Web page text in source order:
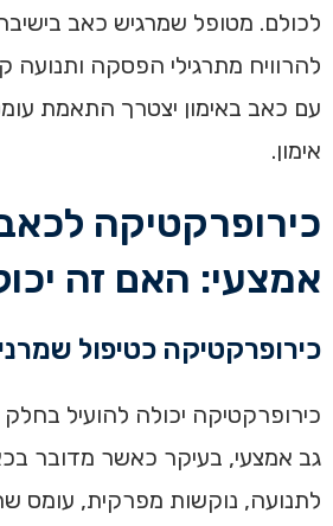
לכולם. מטופל שמרגיש כאב
להרוויח מתרגילי הפסקה
עם כאב באימון יצטרך התאמת
אימון.
כירופרקטיקה
אמצעי: האם זה
כירופרקטיקה כטיפול
כירופרקטיקה יכולה להועיל
גב אמצעי, בעיקר כאשר מדובר
לתנועה, נוקשות מפרקית, עומס